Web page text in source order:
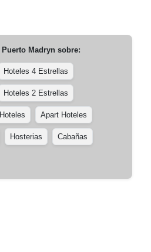
Puerto Madrynsobre:
Hoteles 4 Estrellas
Hoteles 2 Estrellas
Hoteles Apart Hoteles
Hosterias Cabañas